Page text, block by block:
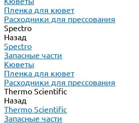
Пленка для кювет
Расходники для прессования
Spectro
Назад
Spectro
Запасные части
Кюветы
Пленка для кювет
Расходники для прессования
Thermo Scientific
Назад
Thermo Scientific
Запасные части